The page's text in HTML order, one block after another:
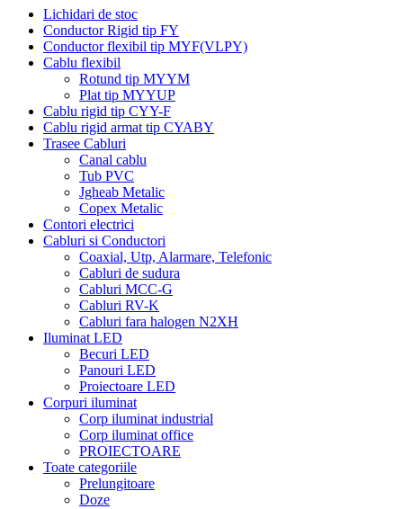
Lichidari de stoc
Conductor Rigid tip FY
Conductor flexibil tip MYF(VLPY)
Cablu flexibil
Rotund tip MYYM
Plat tip MYYUP
Cablu rigid tip CYY-F
Cablu rigid armat tip CYABY
Trasee Cabluri
Canal cablu
Tub PVC
Jgheab Metalic
Copex Metalic
Contori electrici
Cabluri si Conductori
Coaxial, Utp, Alarmare, Telefonic
Cabluri de sudura
Cabluri MCC-G
Cabluri RV-K
Cabluri fara halogen N2XH
Iluminat LED
Becuri LED
Panouri LED
Proiectoare LED
Corpuri iluminat
Corp iluminat industrial
Corp iluminat office
PROIECTOARE
Toate categoriile
Prelungitoare
Doze